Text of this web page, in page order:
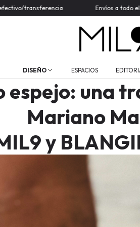
el país 3 cuotas sin interés
DISEÑO ESPACIOS
espejo: una
Mariano
y